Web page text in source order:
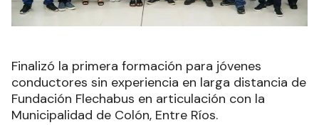
Finalizó la primera formación para jóvenes
conductores sin experiencia en larga distancia de
Fundación Flechabus en articulación con la
Municipalidad de Colón, Entre Ríos.